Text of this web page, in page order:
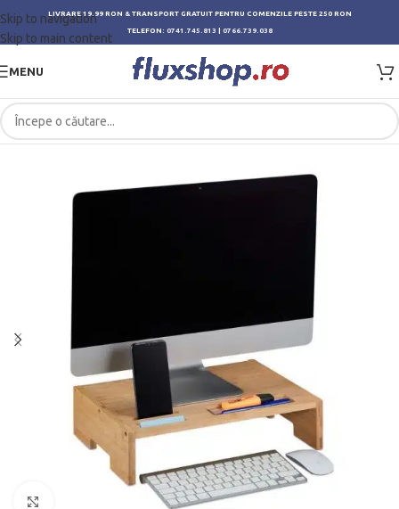
Skip to navigation
Skip to main content
LIVRARE 19.99 RON & TRANSPORT GRATUIT PENTRU COMENZILE PESTE 250 RON
TELEFON: 0741.745.813 0766.739.038
MENU